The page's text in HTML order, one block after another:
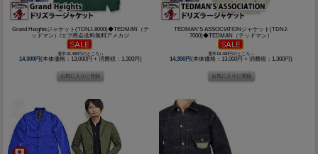
Grand Heightsジャケット(TDNJ-8000)◆TEDMAN（テ
ッドマン）/エフ商会送料無料アメカジ
通常18,480円のところ↓↓
14,300円(本体価格：13,000円 + 消費税：1,300円)
TEDMAN'S ASSOCIATIONジャケット(TDNJ-
7000)◆TEDMAN（テッドマン）
通常18,480円のところ↓↓
14,300円(本体価格：13,000円 + 消費税：1,300円)